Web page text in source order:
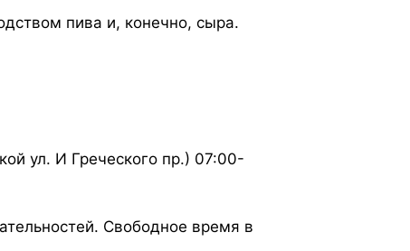
пива и, конечно, сыра.
ул. И Греческого пр.) 07:00-
Свободное время в